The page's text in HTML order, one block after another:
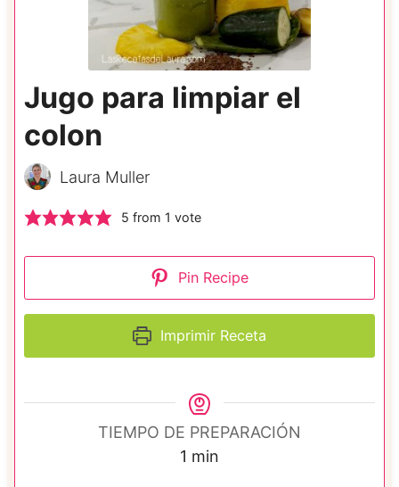
Jugo para limpiar el
colon
Laura Muller
5 from 1 vote
Pin Recipe
Imprimir Receta
TIEMPO DE PREPARACIÓN
1 m
min